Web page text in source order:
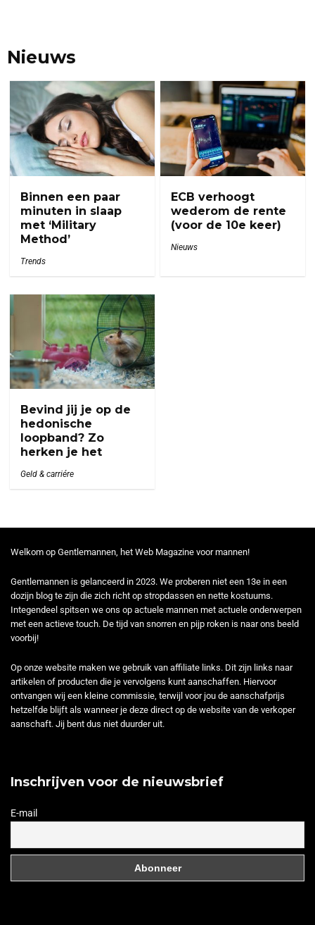
Nieuws
Binnen een paar
minuten in slaap
met ‘Military
Method’
Trends
ECB verhoogt
wederom de rente
(voor de 10e keer)
Nieuws
Bevind jij je op de
hedonische
loopband? Zo
herken je het
Geld & carriére
Welkom op Gentlemannen, het Web Magazine voor mannen!
Gentlemannen is gelanceerd in 2023. We proberen niet een 13e in een
dozijn blog te zijn die zich richt op stropdassen en nette kostuums.
Integendeel spitsen we ons op actuele mannen met actuele onderwerpen
met een actieve touch. De tijd van snorren en pijp roken is naar ons beeld
voorbij!
Op onze website maken we gebruik van affiliate links. Dit zijn links naar
artikelen of producten die je vervolgens kunt aanschaffen. Hiervoor
ontvangen wij een kleine commissie, terwijl voor jou de aanschafprijs
hetzelfde blijft als wanneer je deze direct op de website van de verkoper
aanschaft. Jij bent dus niet duurder uit.
Inschrijven voor de nieuwsbrief
E-mail